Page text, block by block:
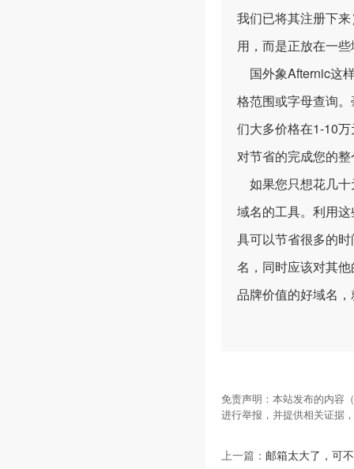
我们已将其注册下
用，而是正放在一
国外象Afternic这
格范围或字母查询
们大多价格在1-10
对节省的完成您的
如果您只想花几十
域名的工具。利用
具可以节省很多的
名，同时应该对其
品牌价值的好域名
免责声明：本站发布的内容
进行举报，并提供相关证据
上一篇： 邮箱太大了，可